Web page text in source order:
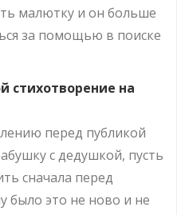
малютку и он больше
за помощью в поиске
стихотворение на
перед публикой
с дедушкой, пусть
сначала перед
было это не ново и не